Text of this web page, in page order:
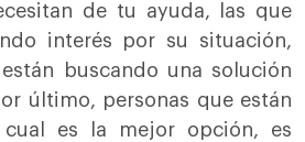
de tu ayuda, las que
interés por su situación,
buscando una solución
último, personas que están
cual es la mejor opción, es